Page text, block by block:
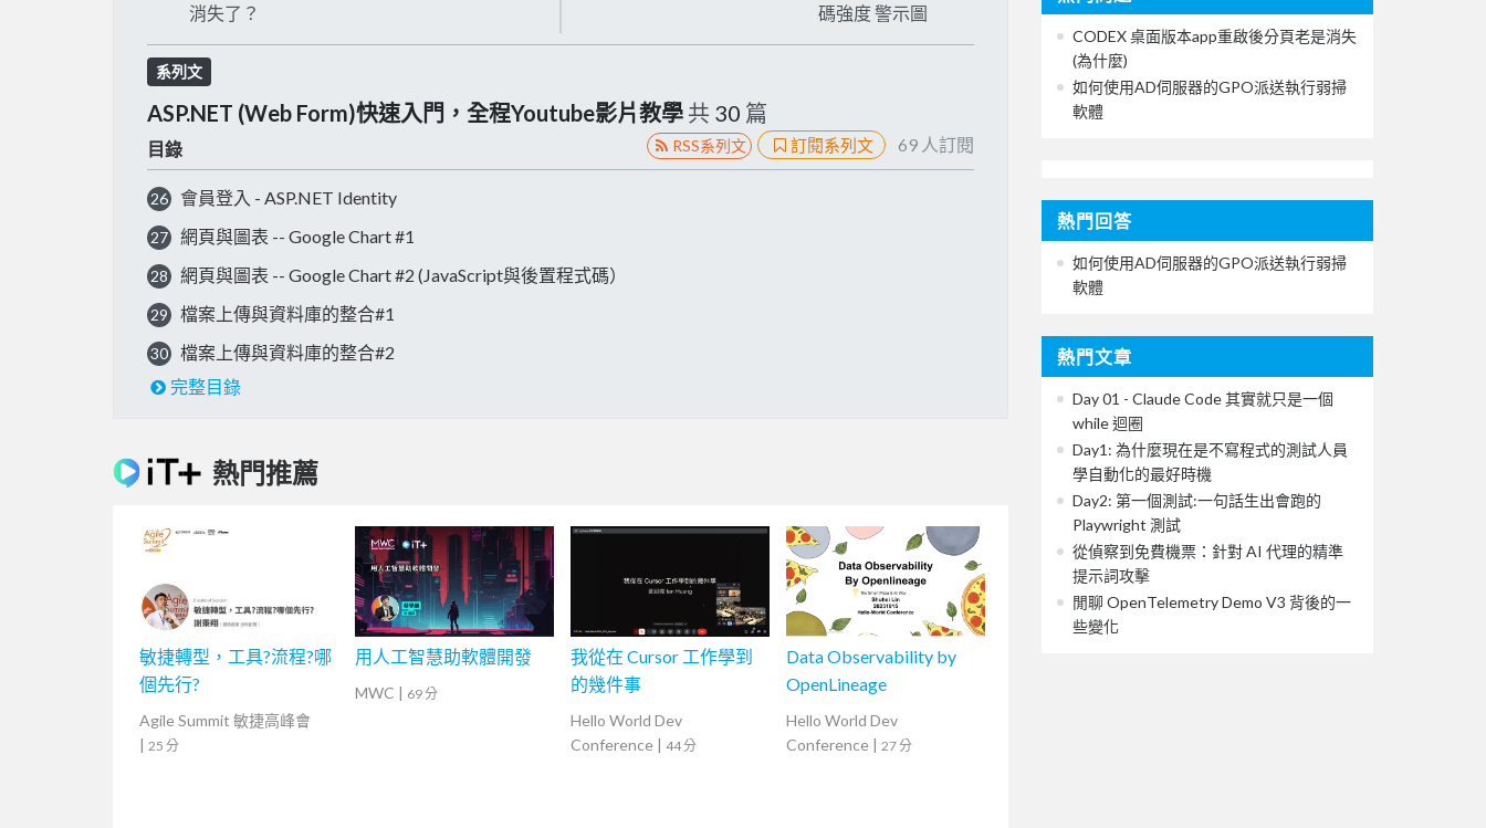
消失了？
碼強度 警示圖
系列文
ASP.NET (Web Form)快速入門，全程Youtube影片教學 共 30 篇
目錄 RSS系列文 訂閱系列文 69 人訂閱
26 會員登入 - ASP.NET Identity
27 網頁與圖表 -- Google Chart #1
28 網頁與圖表 -- Google Chart #2 (JavaScript與後置程式碼）
29 檔案上傳與資料庫的整合#1
30
檔案上傳與資料庫的整合#2
完整目錄
熱門推薦
敏捷轉型，工具?流程?哪
個先行?
Agile Summit 敏捷高峰會
| 25 分
用人工智慧助軟體開發
MWC | 69 分
我從在 Cursor 工作學到
的幾件事
Hello World Dev
Conference | 44 分
Data Observability by
OpenLineage
Hello World Dev
Conference | 27 分
CODEX 桌面版本app重啟後分頁老是消失
(為什麼)
如何使用AD伺服器的GPO派送執行弱掃
軟體
熱門回答
如何使用AD伺服器的GPO派送執行弱掃
軟體
熱門文章
Day 01 - Claude Code 其實就只是一個
while 迴圈
Day1: 為什麼現在是不寫程式的測試人員
學自動化的最好時機
Day2: 第一個測試:一句話生出會跑的
Playwright 測試
從偵察到免費機票：針對 AI 代理的精準
提示詞攻擊
閒聊 OpenTelemetry Demo V3 背後的一
些變化